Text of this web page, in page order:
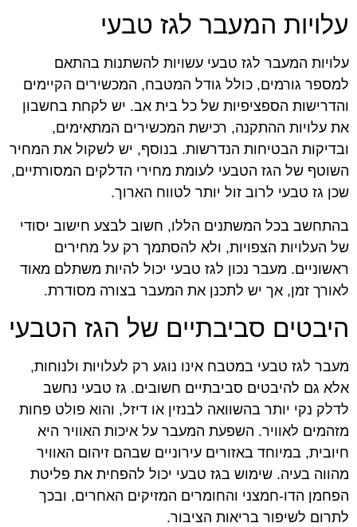
עלויות המעבר לגז טבעי
עלויות המעבר לגז טבעי עשויות להשתנות בהתאם
למספר גורמים, כולל גודל המטבח, המכשירים הקיימים
והדרישות הספציפיות של כל בית אב. יש לקחת בחשבון
את עלויות ההתקנה, רכישת המכשירים המתאימים,
ובדיקות הבטיחות הנדרשות. בנוסף, יש לשקול את המחיר
השוטף של הגז הטבעי לעומת מחירי הדלקים המסורתיים,
שכן גז טבעי לרוב זול יותר לטווח הארוך.
בהתחשב בכל המשתנים הללו, חשוב לבצע חישוב יסודי
של העלויות הצפויות, ולא להסתמך רק על מחירים
ראשוניים. מעבר נכון לגז טבעי יכול להיות משתלם מאוד
לאורך זמן, אך יש לתכנן את המעבר בצורה מסודרת.
היבטים סביבתיים של הגז הטבעי
מעבר לגז טבעי במטבח אינו נוגע רק לעלויות ולנוחות,
אלא גם להיבטים סביבתיים חשובים. גז טבעי נחשב
לדלק נקי יותר בהשוואה לבנזין או דיזל, והוא פולט פחות
מזהמים לאוויר. השפעת המעבר על איכות האוויר היא
חיובית, במיוחד באזורים עירוניים שבהם זיהום האוויר
מהווה בעיה. שימוש בגז טבעי יכול להפחית את פליטת
הפחמן הדו-חמצני והחומרים המזיקים האחרים, ובכך
לתרום לשיפור בריאות הציבור.